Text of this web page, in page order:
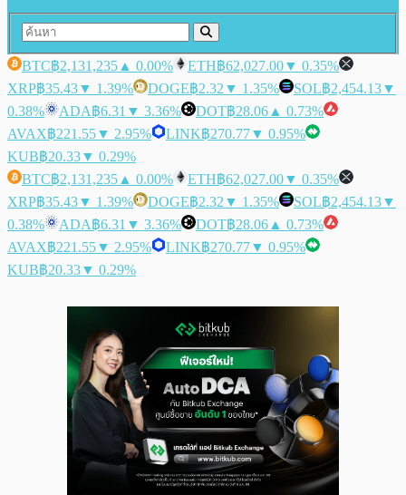
BTC฿2,131,235 ▲ 0.00% ETH฿62,027.00▼ 0.35%
XRP฿35.43▼ 1.39% DOGE฿2.32 ▼ 1.35% SOL฿2,454.13▼
0.38%
ADA฿6.31 ▼ 3.36% DOT฿28.06 ▲ 0.73%
AVAX฿221.55▼ 2.95% LINK฿270.77▼ 0.95%
KUB฿20.33▼ 0.29%
BTC฿2,131,235 ▲ 0.00% ETH฿62,027.00▼ 0.35%
XRP฿35.43▼ 1.39% DOGE฿2.32 ▼ 1.35% SOL฿2,454.13▼
0.38%
ADA฿6.31 ▼ 3.36% DOT฿28.06 ▲ 0.73%
AVAX฿221.55▼ 2.95% LINK฿270.77▼ 0.95%
KUB฿20.33▼ 0.29%